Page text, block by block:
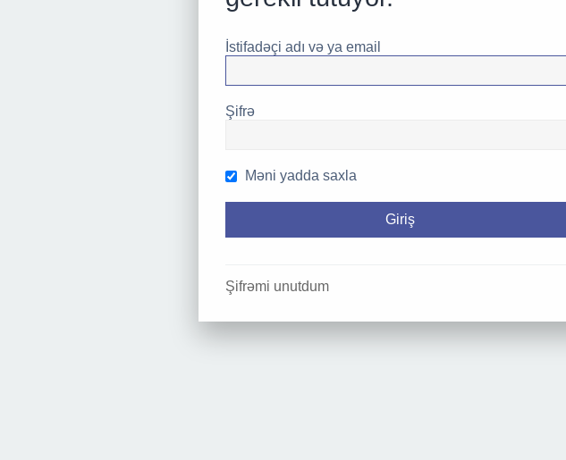
İstifadəçi adı və ya email
Şifrə
Məni yadda saxla
Şifrəmi unutdum